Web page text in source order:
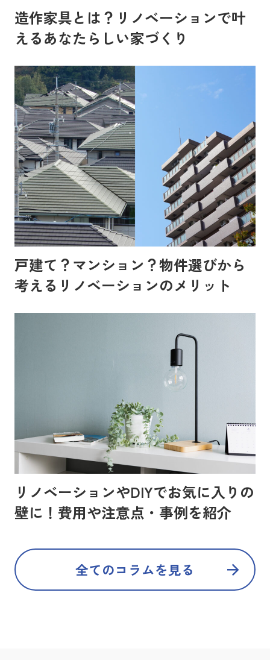
造作家具とは？リノベーションで叶
えるあなたらしい家づくり
戸建て？マンション？物件選びから
考えるリノベーションのメリット
リノベーションやDIYでお気に入りの
壁に！費用や注意点・事例を紹介
全てのコラムを見る